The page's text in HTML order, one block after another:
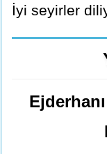
İyi seyirler